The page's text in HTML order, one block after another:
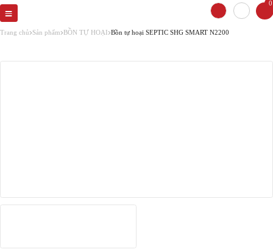
0
Trang chủ Sản phẩm BỒN TỰ HOẠI Bồn tự hoại SEPTIC SHG SMART N2200